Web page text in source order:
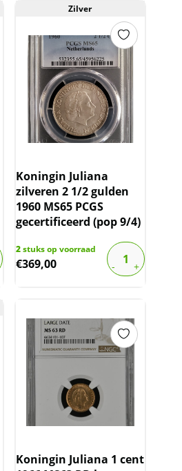
Zilver
Koningin Juliana
zilveren 2 1/2 gulden
1960 MS65 PCGS
gecertificeerd (pop 9/4)
2stuks op voorraad
€369,00
Koningin Juliana 1 cent